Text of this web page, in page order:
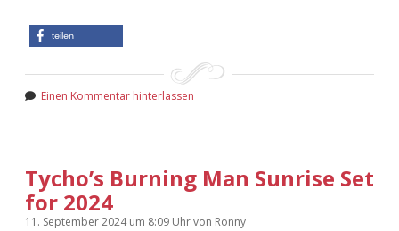
teilen
Einen Kommentar hinterlassen
Tycho’s Burning Man Sunrise Set
for 2024
11. September 2024um 8:09 Uhrvon Ronny